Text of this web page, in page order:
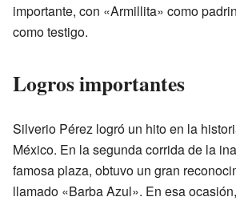
importante, con «Armillita» como
como testigo.
Logros importantes
Silverio Pérez logró un hito en la
México. En la segunda corrida de la
famosa plaza, obtuvo un gran
llamado «Barba Azul». En esa